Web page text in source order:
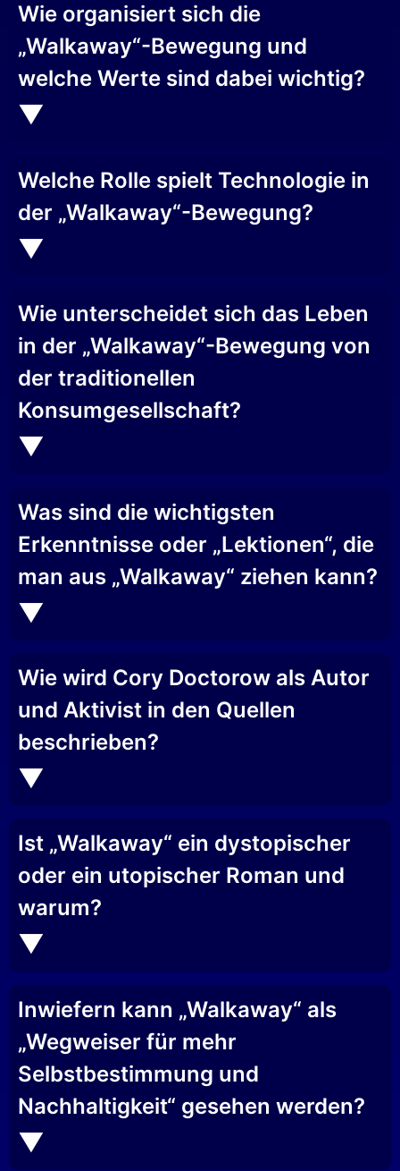
Wie organisiert sich die
„Walkaway“-Bewegung und
welche Werte sind dabei wichtig?
Welche Rolle spielt Technologie in
der „Walkaway“-Bewegung?
Wie unterscheidet sich das Leben
in der „Walkaway“-Bewegung von
der traditionellen
Konsumgesellschaft?
Was sind die wichtigsten
Erkenntnisse oder „Lektionen“, die
man aus „Walkaway“ ziehen kann?
Wie wird Cory Doctorow als Autor
und Aktivist in den Quellen
beschrieben?
Ist „Walkaway“ ein dystopischer
oder ein utopischer Roman und
warum?
Inwiefern kann „Walkaway“ als
„Wegweiser für mehr
Selbstbestimmung und
Nachhaltigkeit“ gesehen werden?